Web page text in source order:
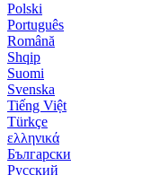
Polski
Português
Română
Shqip
Suomi
Svenska
Tiếng Việt
Türkçe
ελληνικά
Български
Русский